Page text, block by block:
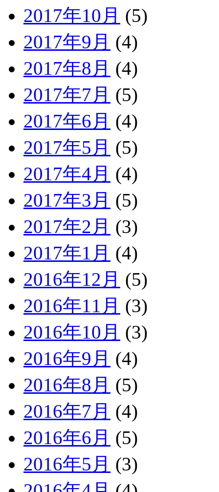
2017年10月 (5)
2017年9月 (4)
2017年8月 (4)
2017年7月 (5)
2017年6月 (4)
2017年5月 (5)
2017年4月 (4)
2017年3月 (5)
2017年2月 (3)
2017年1月 (4)
2016年12月 (5)
2016年11月 (3)
2016年10月 (3)
2016年9月 (4)
2016年8月 (5)
2016年7月 (4)
2016年6月 (5)
2016年5月 (3)